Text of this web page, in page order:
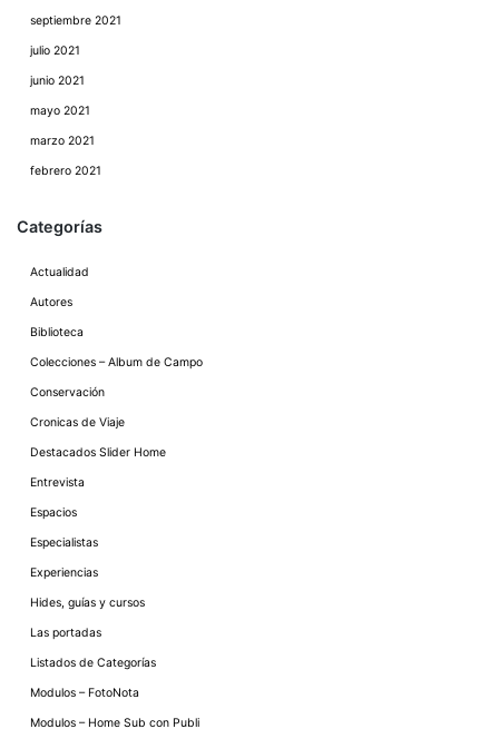
septiembre 2021
julio 2021
junio 2021
mayo 2021
marzo 2021
febrero 2021
Categorías
Actualidad
Autores
Biblioteca
Colecciones – Album de Campo
Conservación
Cronicas de Viaje
Destacados Slider Home
Entrevista
Espacios
Especialistas
Experiencias
Hides, guías y cursos
Las portadas
Listados de Categorías
Modulos – FotoNota
Modulos – Home Sub con Publi